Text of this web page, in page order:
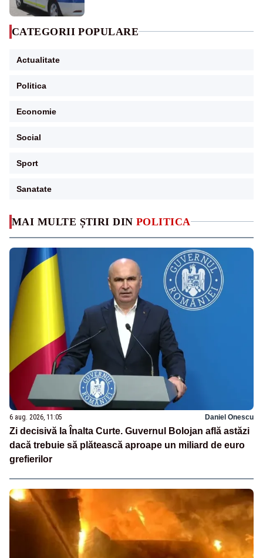
MAI MULTE ȘTIRI DIN POLITICA
6 aug. 2026, 11:05 Daniel Onescu
Zi decisivă la Înalta Curte. Guvernul Bolojan află astăzi
dacă trebuie să plătească aproape un miliard de euro
grefierilor
CATEGORII POPULARE
Actualitate
Politica
Economie
Social
Sport
Sanatate